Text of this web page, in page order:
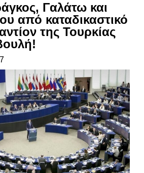
Γαλάτω και
από καταδικαστικό
της Τουρκίας